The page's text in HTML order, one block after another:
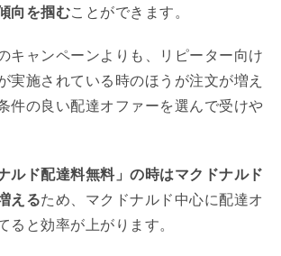
向を掴むことができます。
キャンペーンよりも、リピーター向け
実施されている時のほうが注文が増え
件の良い配達オファーを選んで受けや
ルド配達料無料」の時はマクドナルド
えるため、マクドナルド中心に配達オ
ると効率が上がります。